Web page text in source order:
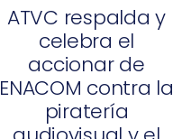
ATVC respalda y
celebra el
accionar de
ENACOM contra la
piratería